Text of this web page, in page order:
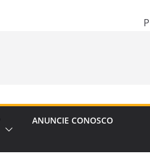
ANUNCIE CONOSCO